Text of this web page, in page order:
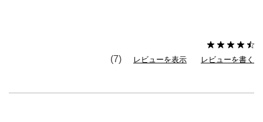
(7) レビューを表示 レビューを書く